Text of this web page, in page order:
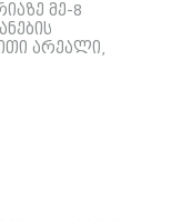
მე-8
არეალი,